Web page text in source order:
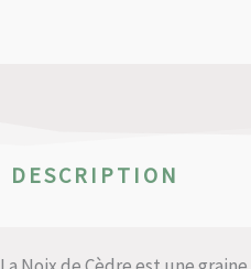
DESCRIPTION